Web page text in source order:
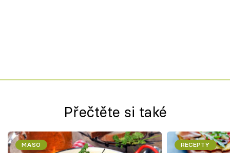
Přečtěte si také
MASO RECEPTY